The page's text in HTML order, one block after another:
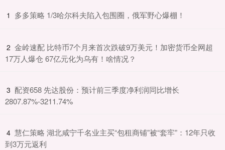
1 ​多多策略 1/3哈尔科夫陷入包围圈，俄军野心爆棚！
2 ​金岭速配 比特币7个月来首次跌破9万美元！加密货币全网超
17万人爆仓 67亿元化为乌有！啥情况？
3 ​配资658 先达股份：预计前三季度净利润同比增长
2807.87%-3211.74%
4 ​慧仁策略 湖北咸宁千名业主买“包租商铺”被“套牢”：12年只收
到3万元返利